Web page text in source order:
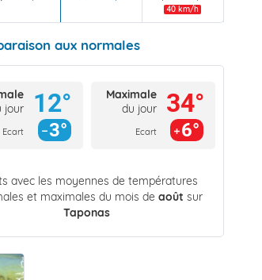
40 km/h
aux normales
jour
Ecart
12°
3°
Maximale
du jour
Ecart
34°
6°
avec les moyennes de températures
et maximales du mois de août sur
Taponas